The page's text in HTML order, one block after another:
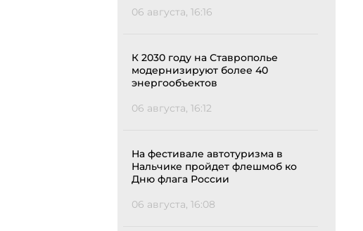
06 августа, 16:16
К 2030 году на Ставрополье
модернизируют более 40
энергообъектов
06 августа, 16:12
На фестивале автотуризма в
Нальчике пройдет флешмоб ко
Дню флага России
06 августа, 16:08